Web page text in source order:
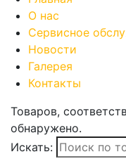
О нас
Сервисное
Новости
Галерея
Контакты
Товаров,
обнаружено.
Искать: